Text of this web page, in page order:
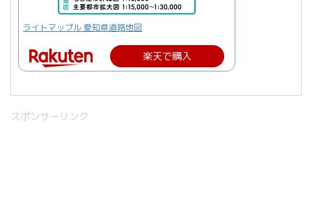
ライトマップル 愛知県道路地図
楽天で購入
スポンサーリンク